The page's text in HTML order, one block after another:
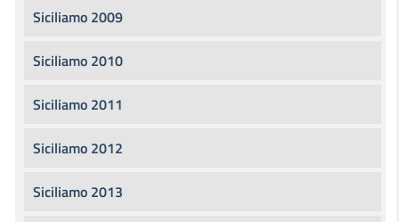
Siciliamo 2009
Siciliamo 2010
Siciliamo 2011
Siciliamo 2012
Siciliamo 2013